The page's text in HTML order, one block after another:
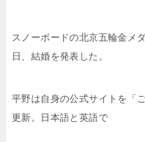
スノーボードの北京五輪金メ
日、結婚を発表した。
平野は自身の公式サイトを「
更新。日本語と英語で